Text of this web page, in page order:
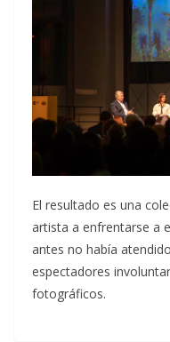
El resultado es una
artista a enfrentarse a
antes no había
espectadores
fotográficos.